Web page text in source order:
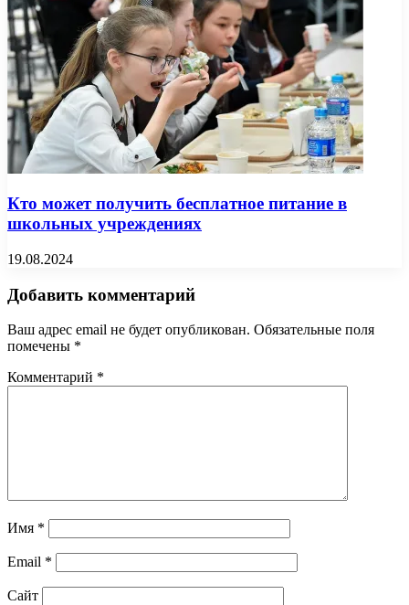
Кто может получить бесплатное питание в
школьных учреждениях
19.08.2024
Добавить комментарий
Ваш адрес email не будет опубликован. Обязательные поля
помечены *
Комментарий *
Имя *
Email *
Сайт